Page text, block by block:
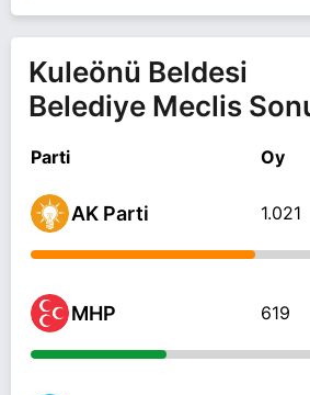
Kuleönü Beldesi
Belediye Meclis
Parti Oy
AK Parti 1.021
MHP 619